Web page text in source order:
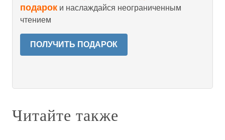
подарок и наслаждайся неограниченным
чтением
ПОЛУЧИТЬ ПОДАРОК
Читайте также